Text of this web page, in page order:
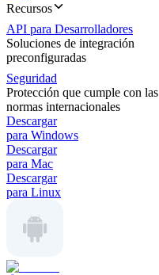
Recursos
API para Desarrolladores
Soluciones de integración
preconfiguradas
Seguridad
Protección que cumple con las
normas internacionales
Descargar
para Windows
Descargar
para Mac
Descargar
para Linux